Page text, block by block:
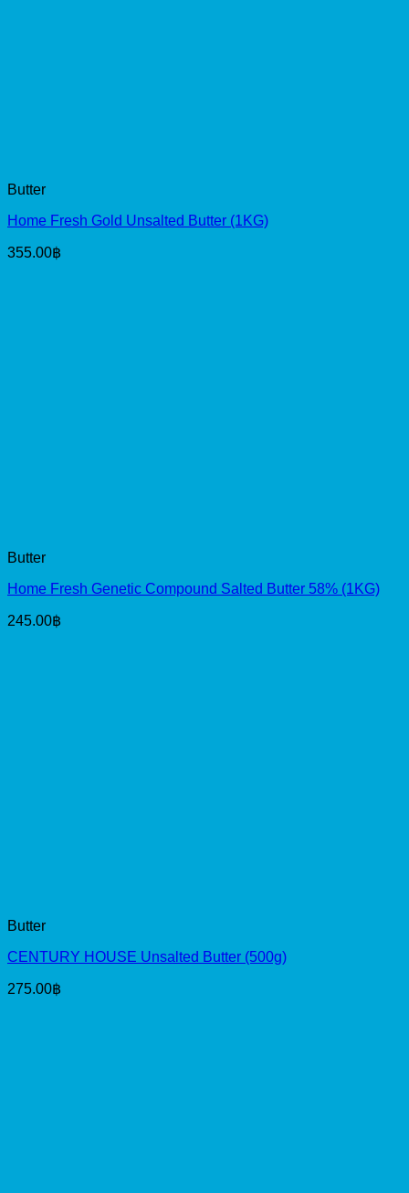
Butter
Home Fresh Gold Unsalted Butter (1KG)
355.00฿
Butter
Home Fresh Genetic Compound Salted Butter 58% (1KG)
245.00฿
Butter
CENTURY HOUSE Unsalted Butter (500g)
275.00฿